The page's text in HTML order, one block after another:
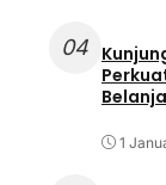
04
1